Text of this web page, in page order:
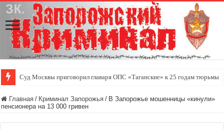
Суд Москвы приговорил главаря ОПС «Таганские» к 25 годам тюрьмы
Главная / Криминал Запорожья / В Запорожье мошенницы «кинули»
пенсионера на 13 000 гривен